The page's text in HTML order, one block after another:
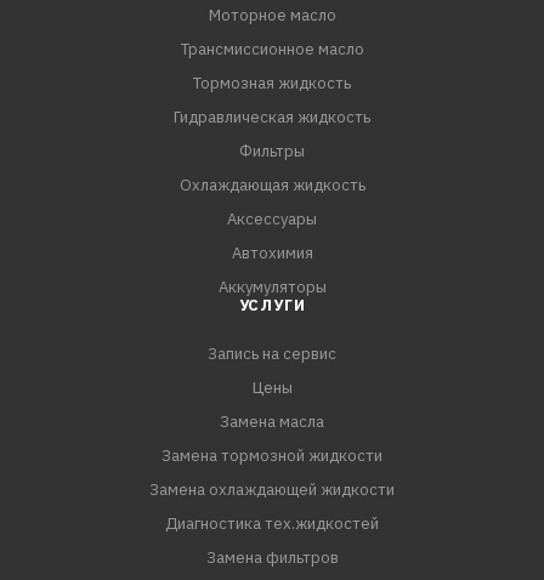
Предназначено для применения в
высокофорсированных бензиновых и дизельных
двигателях легковых автомобилей и лёгких
более ранних спецификаций) и соответствующего
класса вязкости SAE 5W-30.
Моторное масло
Трансмиссионное масло
Тормозная жидкость
Гидравлическая жидкость
Фильтры
Охлаждающая жидкость
Аксессуары
Автохимия
Аккумуляторы
УСЛУГИ
Запись на сервис
Цены
Замена масла
Замена тормозной жидкости
Замена охлаждающей жидкости
Диагностика тех.жидкостей
Замена фильтров